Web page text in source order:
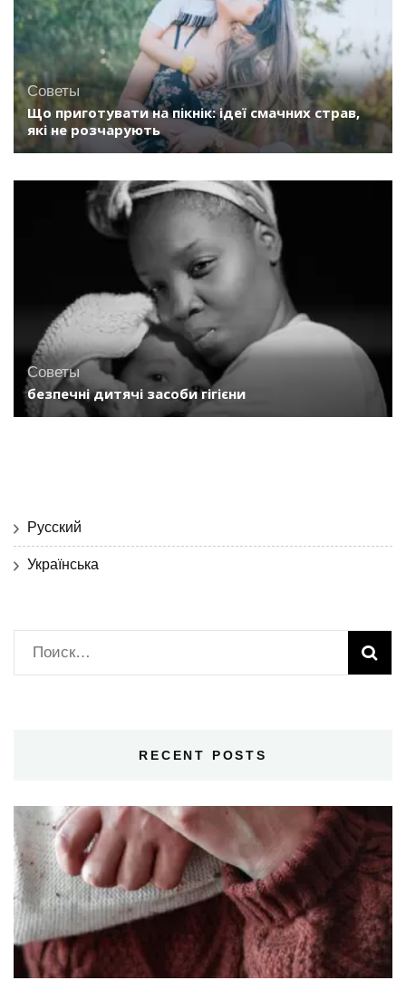
Советы
Що приготувати на пікнік: ідеї смачних страв,
які не розчарують
Советы
безпечні дитячі засоби гігієни
Русский
Українська
Найти:
RECENT POSTS